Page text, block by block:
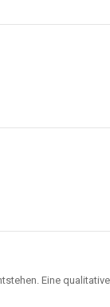
Eine